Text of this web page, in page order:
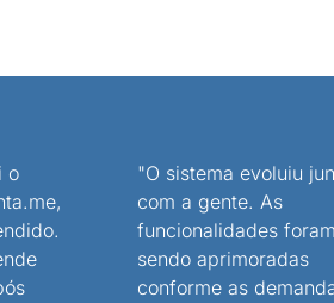
o
"O sistema evoluiu
com a gente. As
funcionalidades
sendo aprimoradas
conforme as